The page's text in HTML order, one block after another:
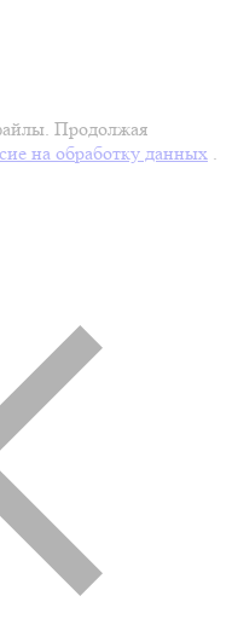
Продолжая
на обработку данных